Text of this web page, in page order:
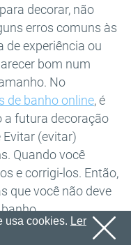
Lembrar senha
decorar, não
erros comuns às
de experiência ou
bom num
No
de banho online, é
a futura decoração
Evitar (evitar)
Quando você
e corrigi-los. Então,
que você não deve
usa cookies. Ler